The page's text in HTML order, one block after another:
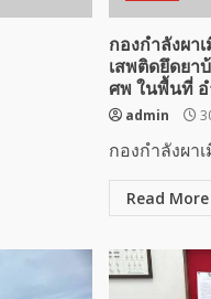
กองกำลังผา
เสพติดยึดยา
ศพ ในพื้นที่ อ
admin
กองกำลังผา
Read More